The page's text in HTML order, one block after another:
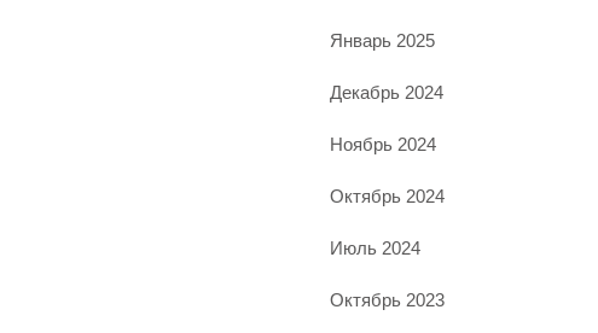
Январь 2025
Декабрь 2024
Ноябрь 2024
Октябрь 2024
Июль 2024
Октябрь 2023